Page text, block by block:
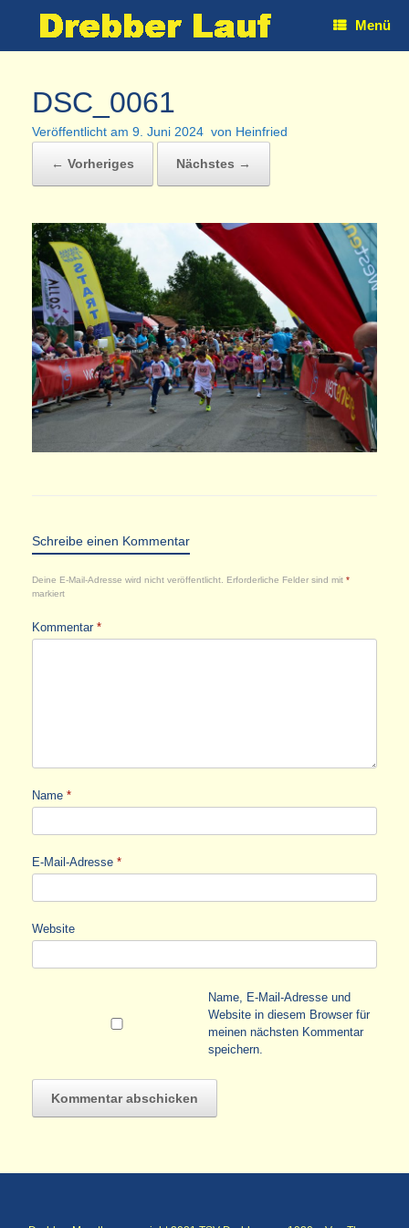
Menü
DSC_0061
Veröffentlicht am 9. Juni 2024 von Heinfried
← Vorheriges Nächstes →
Schreibe einen Kommentar
Deine E-Mail-Adresse wird nicht veröffentlicht. Erforderliche Felder sind mit *
markiert
Kommentar *
Name *
E-Mail-Adresse *
Website
Name, E-Mail-Adresse und
Website in diesem Browser für
meinen nächsten Kommentar
speichern.